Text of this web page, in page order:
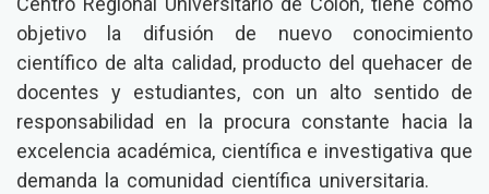
objetivo la difusión de nuevo conocimiento
científico de alta calidad, producto del quehacer de
docentes y estudiantes, con un alto sentido de
responsabilidad en la procura constante hacia la
excelencia académica, científica e investigativa que
demanda la comunidad científica universitaria.